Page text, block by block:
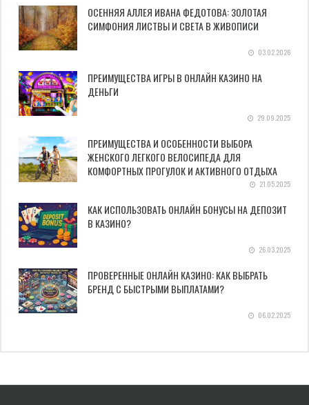
ОСЕННЯЯ АЛЛЕЯ ИВАНА ФЕДОТОВА: ЗОЛОТАЯ
СИМФОНИЯ ЛИСТВЫ И СВЕТА В ЖИВОПИСИ
03.02.2026
ПРЕИМУЩЕСТВА ИГРЫ В ОНЛАЙН КАЗИНО НА
ДЕНЬГИ
29.09.2025
ПРЕИМУЩЕСТВА И ОСОБЕННОСТИ ВЫБОРА
ЖЕНСКОГО ЛЕГКОГО ВЕЛОСИПЕДА ДЛЯ
КОМФОРТНЫХ ПРОГУЛОК И АКТИВНОГО ОТДЫХА
21.05.2025
КАК ИСПОЛЬЗОВАТЬ ОНЛАЙН БОНУСЫ НА ДЕПОЗИТ
В КАЗИНО?
26.03.2025
ПРОВЕРЕННЫЕ ОНЛАЙН КАЗИНО: КАК ВЫБРАТЬ
БРЕНД С БЫСТРЫМИ ВЫПЛАТАМИ?
06.02.2025